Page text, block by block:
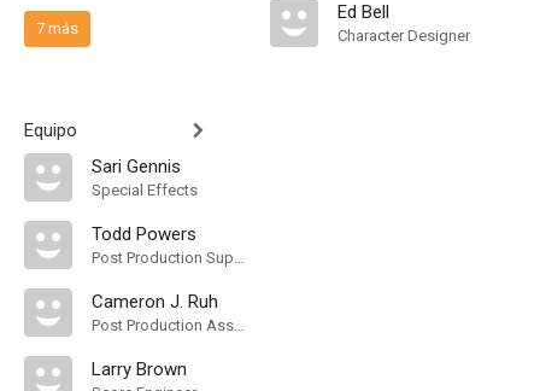
7 más
Equipo
Sari Gennis
Special Effects
Todd Powers
Post Production Supervisor
Cameron J. Ruh
Post Production Assistant
Larry Brown
Ed Bell
Character Designer